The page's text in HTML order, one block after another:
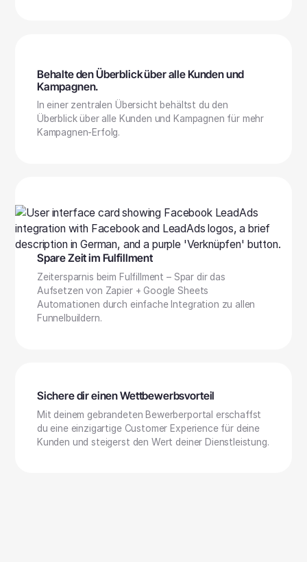
Behalte den Überblick über alle Kunden und
Kampagnen.
In einer zentralen Übersicht behältst du den
Überblick über alle Kunden und Kampagnen für mehr
Kampagnen-Erfolg.
Spare Zeit im Fulfillment
Zeitersparnis beim Fulfillment – Spar dir das
Aufsetzen von Zapier + Google Sheets
Automationen durch einfache Integration zu allen
Funnelbuildern.
Sichere dir einen Wettbewerbsvorteil
Mit deinem gebrandeten Bewerberportal erschaffst
du eine einzigartige Customer Experience für deine
Kunden und steigerst den Wert deiner Dienstleistung.